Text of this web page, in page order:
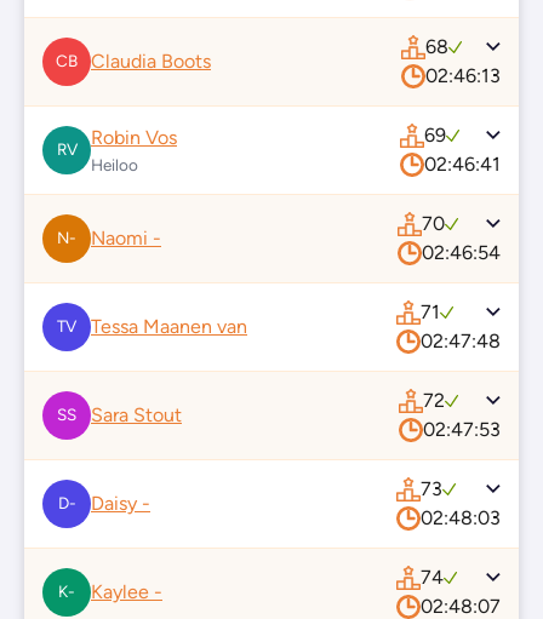
CB Claudia Boots
68
02:46:13
RV
Robin Vos
Heiloo
69
02:46:41
N- Naomi -
70
02:46:54
TV Tessa Maanen van
71
02:47:48
SS Sara Stout
72
02:47:53
D- Daisy -
73
02:48:03
K- Kaylee -
74
02:48:07